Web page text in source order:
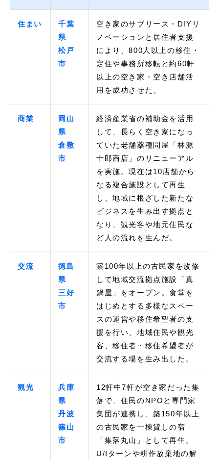
住まい
千葉
県
松戸
市
空き家のサブリース・DIYリ
ノベーションと居住者支援
により、800人以上の移住・
定住や事務所移転と約60軒
以上の空き家・空き店舗活
用を成功させた。
商業
岡山
県
倉敷
市
経済産業省の補助金を活用
して、長らく空き家になっ
ていた老舗薬種問屋「林源
十郎商店」のリニューアル
を実施。現在は10店舗から
なる複合施設として再生
し、地域に根ざした新たな
ビジネスを生み出す拠点と
なり、観光客や地元住民な
ど人の流れを生んだ。
交流
徳島
県
三好
市
築100年以上の古民家を改修
して地域交流拠点施設「真
鍋屋」をオープン。食堂を
はじめとする多様なスペー
スの運営や移住希望者の支
援を行い、地域住民や観光
客、移住者・移住希望者が
交流する場を生み出した。
観光
兵庫
県
丹波
篠山
市
12軒中7軒が空き家だった集
落で、住民のNPOと専門家
集団が連携し、築150年以上
の古民家を一棟貸しの宿
「集落丸山」として再生。
U/Iターンや耕作放棄地の解